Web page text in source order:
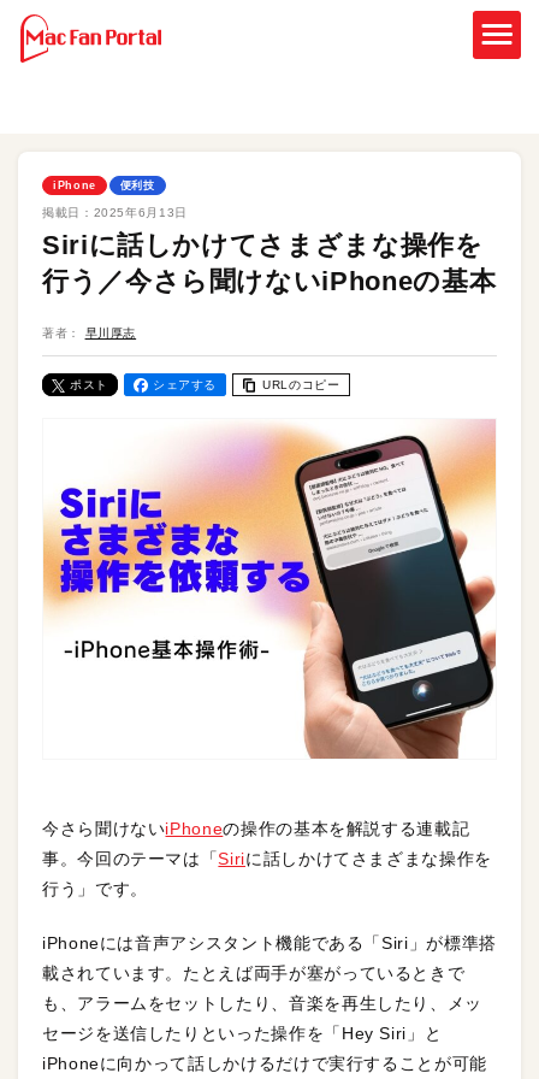
iPhone 便利技
掲載日： 2025年6月13日
Siriに話しかけてさまざまな操作を
行う／今さら聞けないiPhoneの基本
著者： 早川厚志
ポスト シェアする URLのコピー
今さら聞けないiPhoneの操作の基本を解説する連載記
事。今回のテーマは「Siriに話しかけてさまざまな操作を
行う」です。
iPhoneには音声アシスタント機能である「Siri」が標準搭
載されています。たとえば両手が塞がっているときで
も、アラームをセットしたり、音楽を再生したり、メッ
セージを送信したりといった操作を「Hey Siri」と
iPhoneに向かって話しかけるだけで実行することが可能